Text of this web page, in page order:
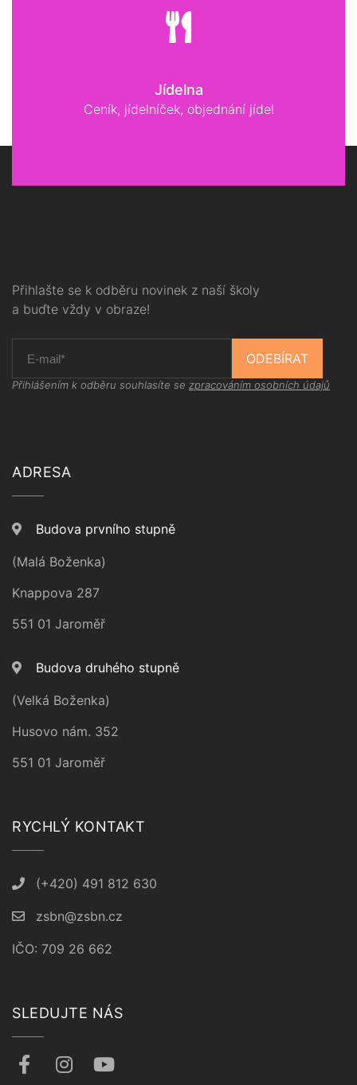
Jídelna
Ceník, jídelníček, objednání jídel
Přihlašte se k odběru novinek z naší školy
a buďte vždy v obraze!
ODEBÍRAT
Přihlášením k odběru souhlasíte se zpracováním osobních údajů
ADRESA
Budova prvního stupně
(Malá Boženka)
Knappova 287
551 01 Jaroměř
Budova druhého stupně
(Velká Boženka)
Husovo nám. 352
551 01 Jaroměř
RYCHLÝ KONTAKT
(+420) 491 812 630
zsbn@zsbn.cz
IČO: 709 26 662
SLEDUJTE NÁS